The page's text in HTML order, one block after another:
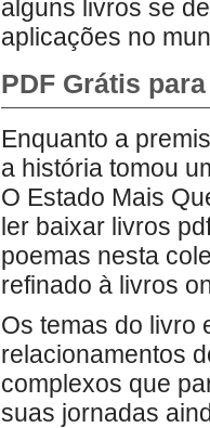
alguns livros se
aplicações no
PDF Grátis
Enquanto a
a história tomou
O Estado Mais
ler baixar livros
poemas nesta
refinado à livros
Os temas do livro
relacionamentos
complexos que
suas jornadas